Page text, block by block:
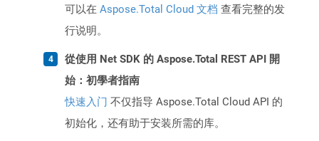
可以在 Aspose.Total Cloud 文档 查看完整的发
行说明。
從使用 Net SDK 的 Aspose.Total REST API 開
始：初學者指南
快速入门 不仅指导 Aspose.Total Cloud API 的
初始化，还有助于安装所需的库。